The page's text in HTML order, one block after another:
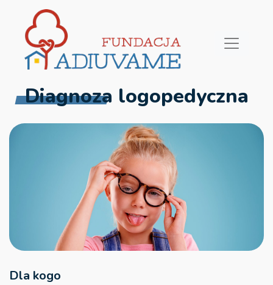
Diagnoza logopedyczna
Dla kogo